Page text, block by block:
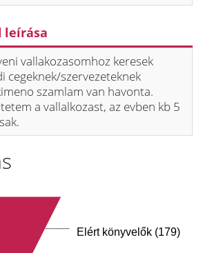
leírása
vallakozasomhoz keresek
cegeknek/szervezeteknek
szamlam van havonta.
a vallalkozast, az evben kb 5
Elért könyvelők (179)